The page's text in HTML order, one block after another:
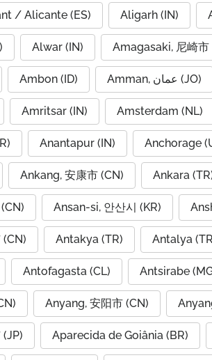
/ Alicante (ES) Aligarh (IN)
Alwar (IN) Amagasaki, 尼崎市
Ambon (ID) Amman, عمان (JO)
Amritsar (IN) Amsterdam (NL)
Anantapur (IN) Anchorage
Ankang, 安康市 (CN) Ankara
Ansan-si, 안산시 (KR)
(CN) Antakya (TR) Antalya
Antofagasta (CL) Antsirabe
Anyang, 安阳市 (CN)
Aparecida de Goiânia (BR)